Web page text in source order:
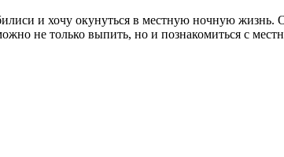
и хочу окунуться в местную ночную
не только выпить, но и познакомиться с